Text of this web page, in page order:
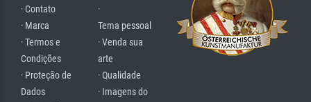
· Contato
· Marca
· Termos e
Condições
· Proteção de
Dados
·
Tema pessoal
· Venda sua
arte
· Qualidade
· Imagens do